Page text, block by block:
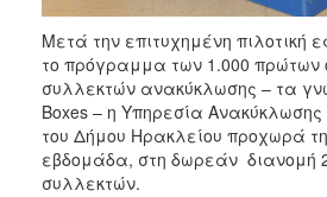
ΠΟΛΙΤΙΣΜΟΣ
ΑΝΘΕΚΤΙΚΗ
ΠΟΛΗ
Μετά την επιτυχημένη πιλοτική
το πρόγραμμα των 1.000 πρώτων
συλλεκτών ανακύκλωσης – τα
Boxes – η Υπηρεσία
του Δήμου Ηρακλείου προχωρά
εβδομάδα, στη δωρεάν διανομή
συλλεκτών.